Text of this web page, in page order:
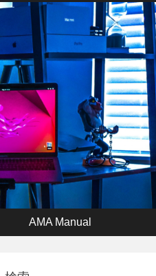
AMA Manual